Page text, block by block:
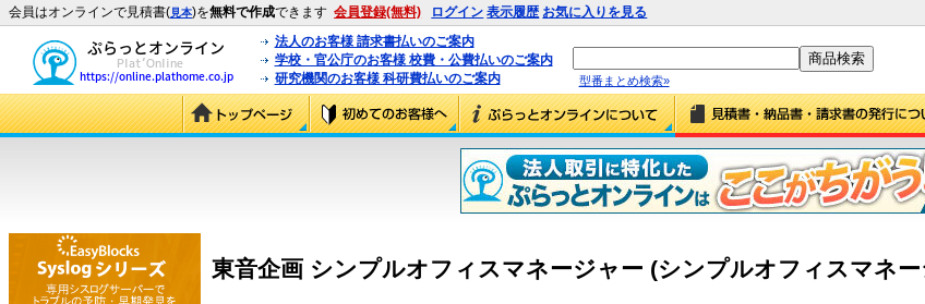
会員はオンラインで見積書(見本)を無料で作成できます 会員登録(無料) ログイン 表示履歴 お気に入りを見る
法人のお客様 請求書払いのご案内
学校・官公庁のお客様 校費・公費払いのご案内
研究機関のお客様 科研費払いのご案内
型番まとめ検索»
東音企画 シンプルオフィスマネージャー (シンプルオフィスマネ